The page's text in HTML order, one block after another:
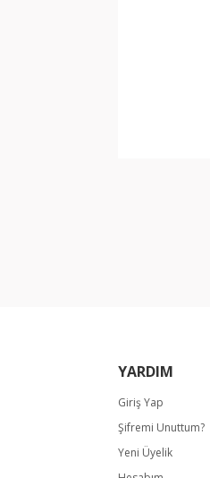
YARDIM
Giriş Yap
Şifremi Unuttum?
Yeni Üyelik